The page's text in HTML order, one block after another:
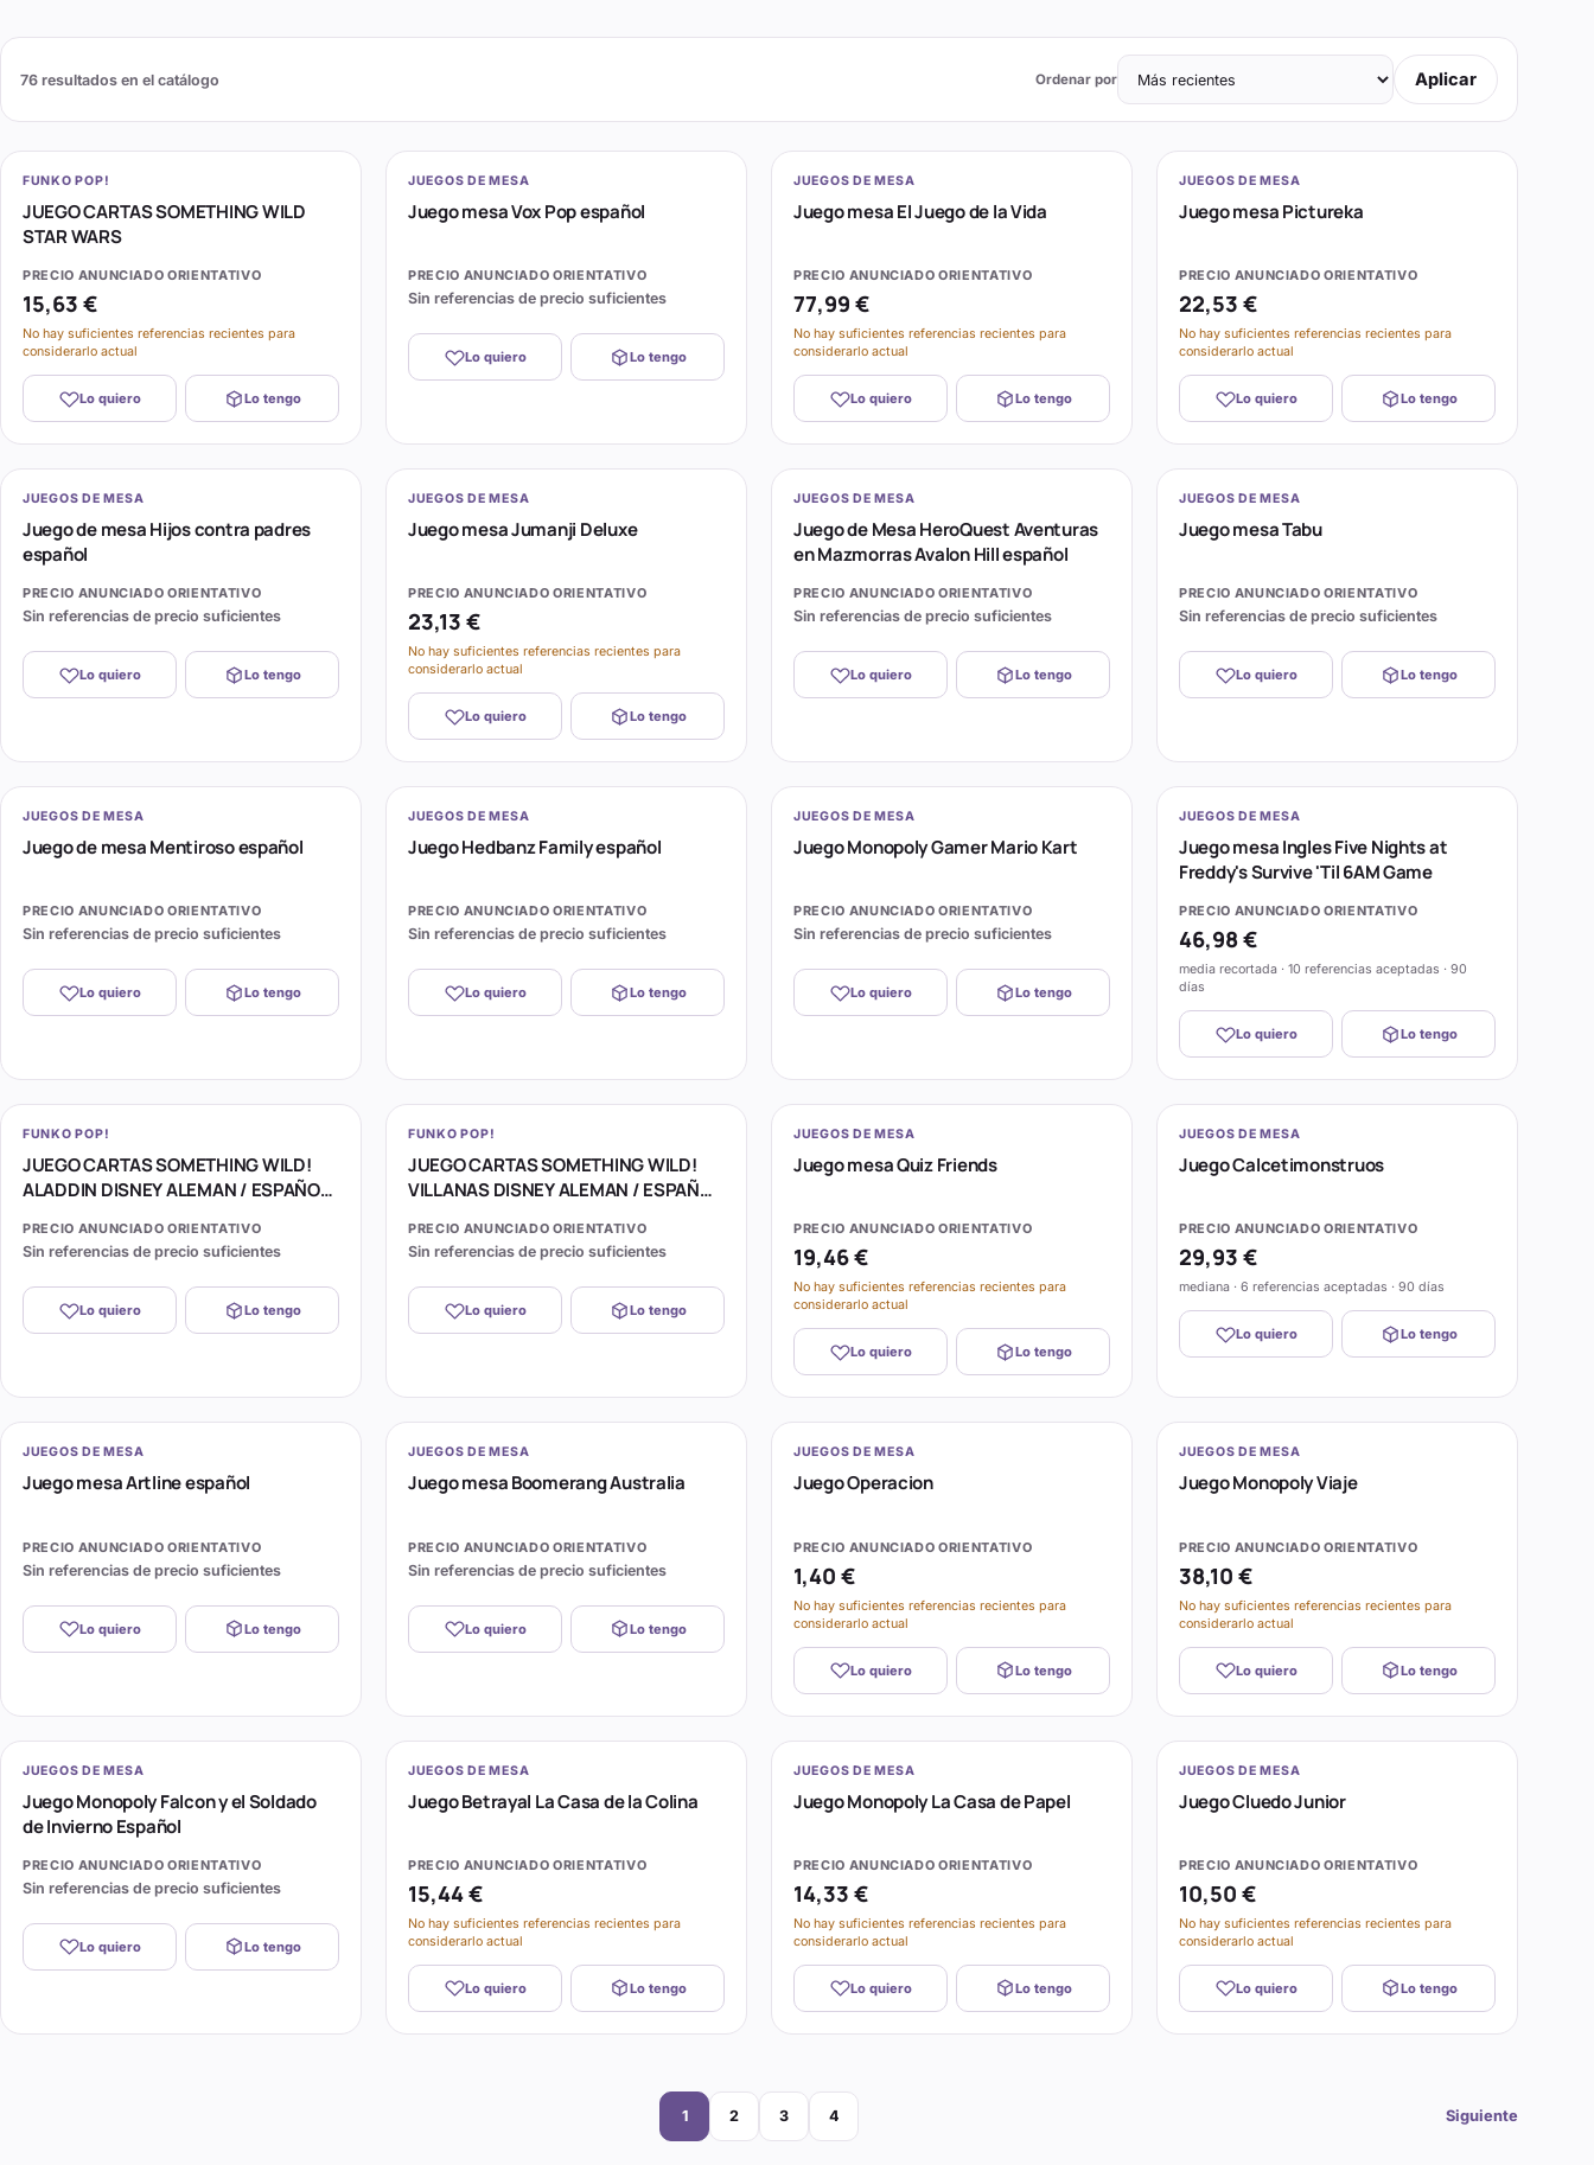
76 resultados en el catálogo Ordenar por Aplicar
FUNKO POP!
JUEGO CARTAS SOMETHING WILD
STAR WARS
PRECIO ANUNCIADO ORIENTATIVO
15,63 €
No hay suficientes referencias recientes para
considerarlo actual
Lo quiero Lo tengo
JUEGOS DE MESA
Juego mesa Vox Pop español
PRECIO ANUNCIADO ORIENTATIVO
Sin referencias de precio suficientes
Lo quiero Lo tengo
JUEGOS DE MESA
Juego mesa El Juego de la Vida
PRECIO ANUNCIADO ORIENTATIVO
77,99 €
No hay suficientes referencias recientes para
considerarlo actual
Lo quiero Lo tengo
JUEGOS DE MESA
Juego mesa Pictureka
PRECIO ANUNCIADO ORIENTATIVO
22,53 €
No hay suficientes referencias recientes para
considerarlo actual
Lo quiero Lo tengo
JUEGOS DE MESA
Juego de mesa Hijos contra padres
español
PRECIO ANUNCIADO ORIENTATIVO
Sin referencias de precio suficientes
Lo quiero Lo tengo
JUEGOS DE MESA
Juego mesa Jumanji Deluxe
PRECIO ANUNCIADO ORIENTATIVO
23,13 €
No hay suficientes referencias recientes para
considerarlo actual
Lo quiero Lo tengo
JUEGOS DE MESA
Juego de Mesa HeroQuest Aventuras
en Mazmorras Avalon Hill español
PRECIO ANUNCIADO ORIENTATIVO
Sin referencias de precio suficientes
Lo quiero Lo tengo
JUEGOS DE MESA
Juego mesa Tabu
PRECIO ANUNCIADO ORIENTATIVO
Sin referencias de precio suficientes
Lo quiero Lo tengo
JUEGOS DE MESA
Juego de mesa Mentiroso español
PRECIO ANUNCIADO ORIENTATIVO
Sin referencias de precio suficientes
Lo quiero Lo tengo
JUEGOS DE MESA
Juego Hedbanz Family español
PRECIO ANUNCIADO ORIENTATIVO
Sin referencias de precio suficientes
Lo quiero Lo tengo
JUEGOS DE MESA
Juego Monopoly Gamer Mario Kart
PRECIO ANUNCIADO ORIENTATIVO
Sin referencias de precio suficientes
Lo quiero Lo tengo
JUEGOS DE MESA
Juego mesa Ingles Five Nights at
Freddy's Survive 'Til 6AM Game
PRECIO ANUNCIADO ORIENTATIVO
46,98 €
media recortada · 10 referencias aceptadas · 90
días
Lo quiero Lo tengo
FUNKO POP!
JUEGO CARTAS SOMETHING WILD!
ALADDIN DISNEY ALEMAN / ESPAÑOL
PRECIO ANUNCIADO ORIENTATIVO
Sin referencias de precio suficientes
Lo quiero Lo tengo
FUNKO POP!
JUEGO CARTAS SOMETHING WILD!
VILLANAS DISNEY ALEMAN / ESPAÑOL
PRECIO ANUNCIADO ORIENTATIVO
Sin referencias de precio suficientes
Lo quiero Lo tengo
JUEGOS DE MESA
Juego mesa Quiz Friends
PRECIO ANUNCIADO ORIENTATIVO
19,46 €
No hay suficientes referencias recientes para
considerarlo actual
Lo quiero Lo tengo
JUEGOS DE MESA
Juego Calcetimonstruos
PRECIO ANUNCIADO ORIENTATIVO
29,93 €
mediana · 6 referencias aceptadas · 90 días
Lo quiero Lo tengo
JUEGOS DE MESA
Juego mesa Artline español
PRECIO ANUNCIADO ORIENTATIVO
Sin referencias de precio suficientes
Lo quiero Lo tengo
JUEGOS DE MESA
Juego mesa Boomerang Australia
PRECIO ANUNCIADO ORIENTATIVO
Sin referencias de precio suficientes
Lo quiero Lo tengo
JUEGOS DE MESA
Juego Operacion
PRECIO ANUNCIADO ORIENTATIVO
1,40 €
No hay suficientes referencias recientes para
considerarlo actual
Lo quiero Lo tengo
JUEGOS DE MESA
Juego Monopoly Viaje
PRECIO ANUNCIADO ORIENTATIVO
38,10 €
No hay suficientes referencias recientes para
considerarlo actual
Lo quiero Lo tengo
JUEGOS DE MESA
Juego Monopoly Falcon y el Soldado
de Invierno Español
PRECIO ANUNCIADO ORIENTATIVO
Sin referencias de precio suficientes
Lo quiero Lo tengo
JUEGOS DE MESA
Juego Betrayal La Casa de la Colina
PRECIO ANUNCIADO ORIENTATIVO
15,44 €
No hay suficientes referencias recientes para
considerarlo actual
Lo quiero Lo tengo
JUEGOS DE MESA
Juego Monopoly La Casa de Papel
PRECIO ANUNCIADO ORIENTATIVO
14,33 €
No hay suficientes referencias recientes para
considerarlo actual
Lo quiero Lo tengo
JUEGOS DE MESA
Juego Cluedo Junior
PRECIO ANUNCIADO ORIENTATIVO
10,50 €
No hay suficientes referencias recientes para
considerarlo actual
Lo quiero Lo tengo
Página
1
Página
2
Página
3
Página
4
Siguiente